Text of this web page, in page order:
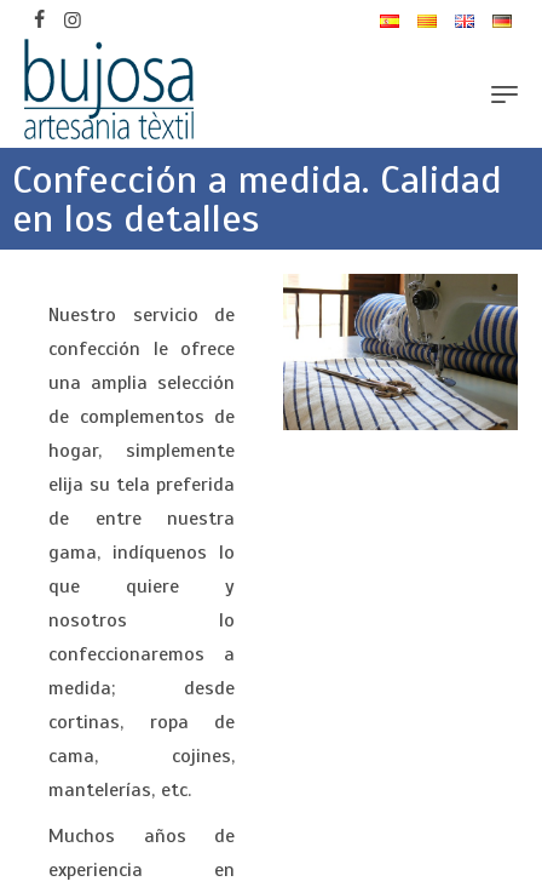
Confección a medida. Calidad
en los detalles
Nuestro servicio de
confección le ofrece
una amplia selección
de complementos de
hogar, simplemente
elija su tela preferida
de entre nuestra
gama, indíquenos lo
que quiere y
nosotros lo
confeccionaremos a
medida; desde
cortinas, ropa de
cama, cojines,
mantelerías, etc.
Muchos años de
experiencia en